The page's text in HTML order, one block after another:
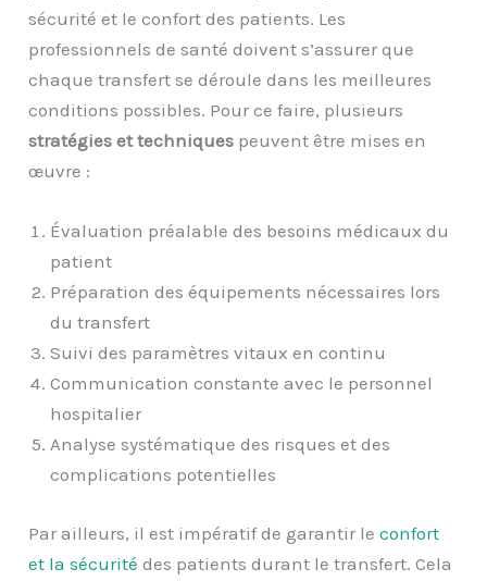
sécurité et le confort des patients. Les
professionnels de santé doivent s’assurer que
chaque transfert se déroule dans les meilleures
conditions possibles. Pour ce faire, plusieurs
stratégies et techniques peuvent être mises en
œuvre :
Évaluation préalable des besoins médicaux du
patient
Préparation des équipements nécessaires lors
du transfert
Suivi des paramètres vitaux en continu
Communication constante avec le personnel
hospitalier
Analyse systématique des risques et des
complications potentielles
Par ailleurs, il est impératif de garantir leconfort
et la sécurité des patients durant le transfert. Cela